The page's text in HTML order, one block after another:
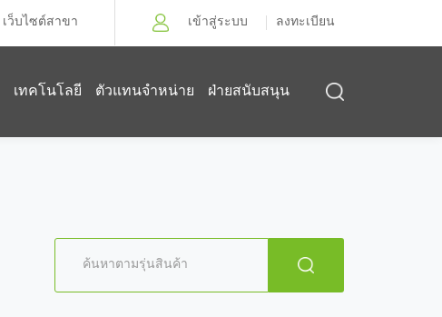
เว็บไซต์สาขา เข้าสู่ระบบ ลงทะเบียน
เทคโนโลยี ตัวแทนจำหน่าย ฝ่ายสนับสนุน